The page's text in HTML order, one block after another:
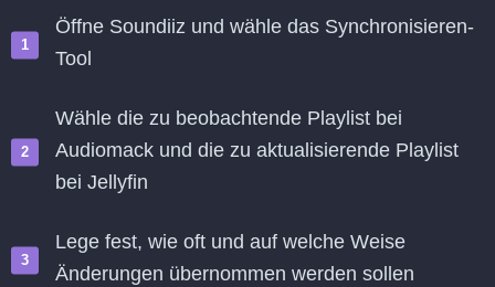
Öffne Soundiiz und wähle das Synchronisieren-
Tool
Wähle die zu beobachtende Playlist bei
Audiomack und die zu aktualisierende Playlist
bei Jellyfin
Lege fest, wie oft und auf welche Weise
Änderungen übernommen werden sollen